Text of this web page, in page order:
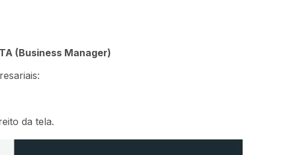
(Business Manager)
da tela.